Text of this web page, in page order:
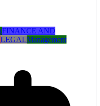
FINANCE AND
LEGALManagement